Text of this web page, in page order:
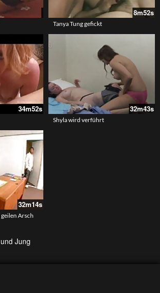
8m52s
Tanya Tung gefickt
34m52s 32m43s
Shyla wird verführt
32m14s
Arsch
Jung